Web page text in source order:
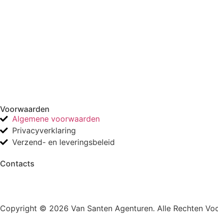
Voorwaarden
Algemene voorwaarden
Privacyverklaring
Verzend- en leveringsbeleid
Contacts
Copyright © 2026 Van Santen Agenturen. Alle Rechten